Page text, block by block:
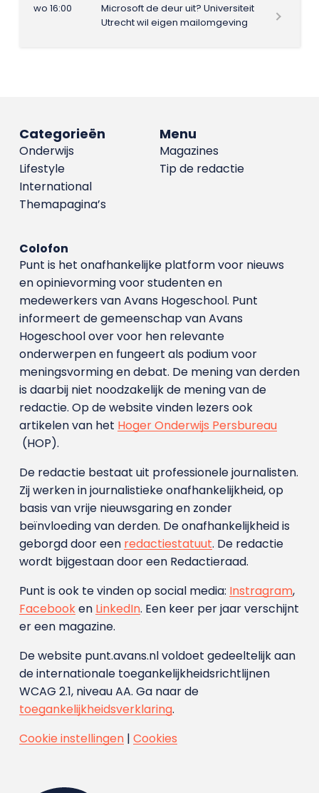
wo 16:00
Microsoft de deur uit? Universiteit
Utrecht wil eigen mailomgeving
Menu
Magazines
Tip de redactie
Categorieën
Onderwijs
Lifestyle
International
Themapagina’s
Colofon
Punt is het onafhankelijke platform voor nieuws
en opinievorming voor studenten en
medewerkers van Avans Hoge­school. Punt
informeert de gemeenschap van Avans
Hogeschool over voor hen relevante
onderwerpen en fungeert als podium voor
meningsvorming en debat. De mening van derden
is daarbij niet noodzakelijk de mening van de
redactie. Op de website vinden lezers ook
artikelen van het Hoger Onderwijs Persbureau
(HOP).
De redactie bestaat uit professionele journalisten.
Zij werken in journalistieke onafhankelijkheid, op
basis van vrije nieuwsgaring en zonder
beïnvloeding van derden. De onafhankelijkheid is
geborgd door een redactiestatuut. De redactie
wordt bijgestaan door een Redactieraad.
Punt is ook te vinden op social media: Instragram,
Facebooken LinkedIn. Een keer per jaar verschijnt
er een magazine.
De website punt.avans.nl voldoet gedeeltelijk aan
de internationale toegankelijkheidsrichtlijnen
WCAG 2.1, niveau AA. Ga naar de
toegankelijkheidsverklaring.
Cookie instellingen| Cookies